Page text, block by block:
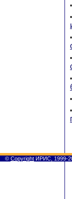
•
•
•
•
•
•
•
© Copyright ИРИС, 1999-